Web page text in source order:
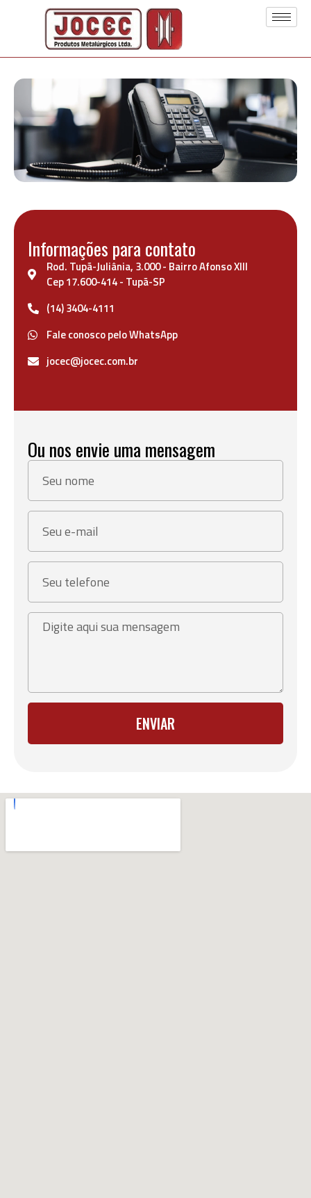
Informações para contato
Rod. Tupã-Juliânia, 3.000 - Bairro Afonso XIII
Cep 17.600-414 - Tupã-SP
(14) 3404-4111
Fale conosco pelo WhatsApp
jocec@jocec.com.br
Ou nos envie uma mensagem
ENVIAR